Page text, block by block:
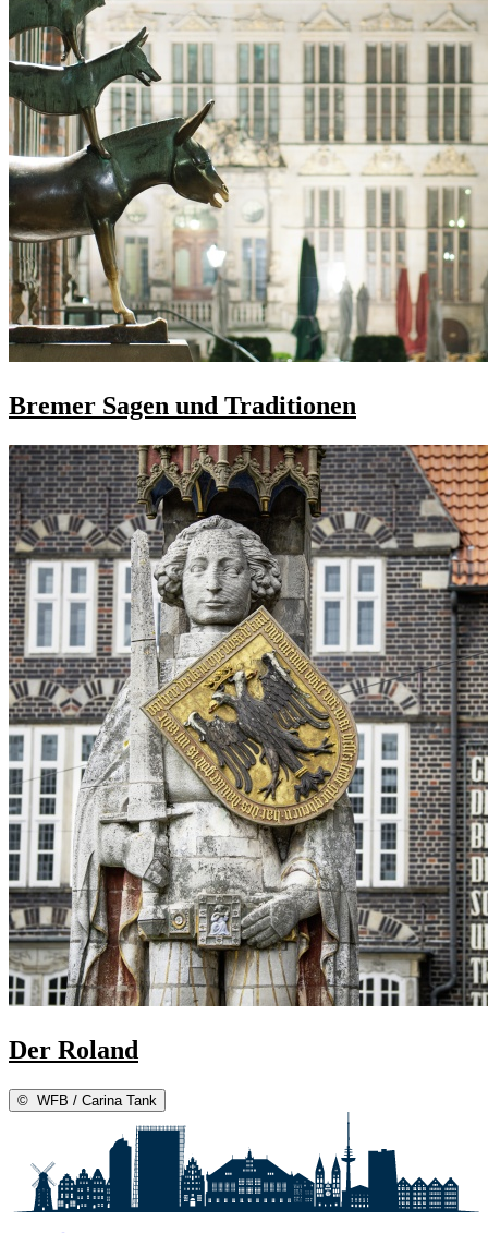
Bremer Sagen und Traditionen
Der Roland
© WFB / Carina Tank